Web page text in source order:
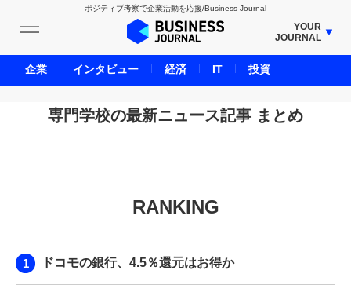
ポジティブ考察で企業活動を応援/Business Journal
YOUR
JOURNAL
BUSINESS JOURNAL
UNICORN JOURNAL
CARBON CREDITS JOURNAL
LIFE ENDING JOURNAL
専門学校の最新ニュース記事 まとめ
RANKING
ドコモの銀行、4.5％還元はお得か
企業 インタビュー 経済 IT 投資